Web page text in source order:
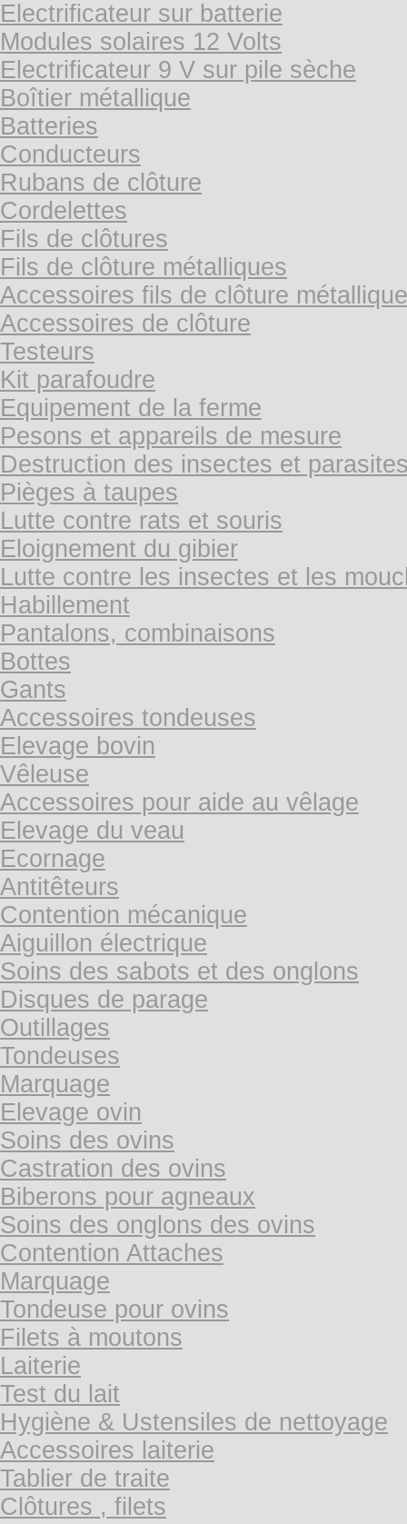
Electrificateur sur batterie
Modules solaires 12 Volts
Electrificateur 9 V sur pile sèche
Boîtier métallique
Batteries
Conducteurs
Rubans de clôture
Cordelettes
Fils de clôtures
Fils de clôture métalliques
Accessoires fils de clôture
Accessoires de clôture
Testeurs
Kit parafoudre
Equipement de la ferme
Pesons et appareils de mesure
Destruction des insectes et
Pièges à taupes
Lutte contre rats et souris
Eloignement du gibier
Lutte contre les insectes et les
Habillement
Pantalons, combinaisons
Bottes
Gants
Accessoires tondeuses
Elevage bovin
Vêleuse
Accessoires pour aide au vêlage
Elevage du veau
Ecornage
Antitêteurs
Contention mécanique
Aiguillon électrique
Soins des sabots et des onglons
Disques de parage
Outillages
Tondeuses
Marquage
Elevage ovin
Soins des ovins
Castration des ovins
Biberons pour agneaux
Soins des onglons des ovins
Contention Attaches
Marquage
Tondeuse pour ovins
Filets à moutons
Laiterie
Test du lait
Hygiène & Ustensiles de nettoyage
Accessoires laiterie
Tablier de traite
Clôtures , filets